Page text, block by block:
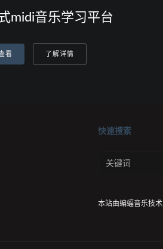
midi音乐学习平台
看 了解详情
快速搜索
本站由蝙蝠音乐技